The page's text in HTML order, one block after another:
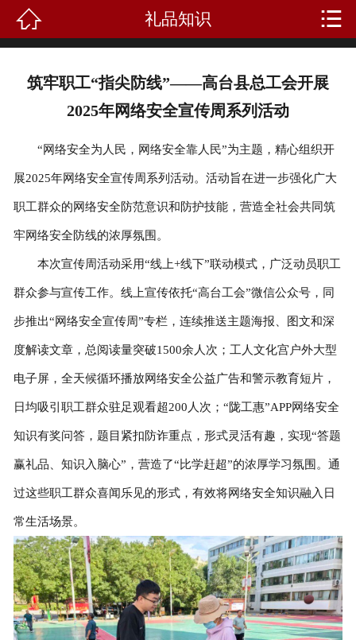
产品中心
新闻资讯
成功案例
客户留言
联系我们
 礼品知识 
筑牢职工“指尖防线”——高台县总工会开展
2025年网络安全宣传周系列活动
“网络安全为人民，网络安全靠人民”为主题，精心组织开
展2025年网络安全宣传周系列活动。活动旨在进一步强化广大
职工群众的网络安全防范意识和防护技能，营造全社会共同筑
牢网络安全防线的浓厚氛围。
本次宣传周活动采用“线上+线下”联动模式，广泛动员职工
群众参与宣传工作。线上宣传依托“高台工会”微信公众号，同
步推出“网络安全宣传周”专栏，连续推送主题海报、图文和深
度解读文章，总阅读量突破1500余人次；工人文化宫户外大型
电子屏，全天候循环播放网络安全公益广告和警示教育短片，
日均吸引职工群众驻足观看超200人次；“陇工惠”APP网络安全
知识有奖问答，题目紧扣防诈重点，形式灵活有趣，实现“答题
赢礼品、知识入脑心”，营造了“比学赶超”的浓厚学习氛围。通
过这些职工群众喜闻乐见的形式，有效将网络安全知识融入日
常生活场景。